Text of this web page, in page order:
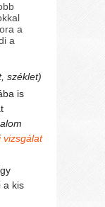
a
a
széklet)
is
vizsgálat
a kis